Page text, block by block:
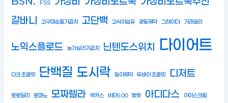
FSS
갈바니
고구마순줄기김치 고단백 고식이섬유 광동제약 그레이더 기라델리
노익스플로드 농가살리기김치 닌텐도스위치 다이어트
다크 초콜릿 단백질 도시락 동아제약 두바이 초콜릿 디저트
로로딜리 로마노 모짜렐라 박카스 비타500 빵켓 아디다스 아이스크림